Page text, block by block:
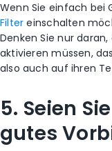
Wenn Sie einfach bei
Filter einschalten
Denken Sie nur
aktivieren müssen,
also auch auf ihren
5. Seien
gutes